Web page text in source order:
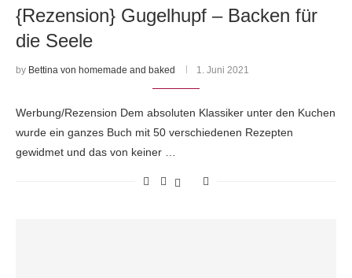
{Rezension} Gugelhupf – Backen für
die Seele
by Bettina von homemade and baked 1. Juni 2021
Werbung/Rezension Dem absoluten Klassiker unter den Kuchen
wurde ein ganzes Buch mit 50 verschiedenen Rezepten
gewidmet und das von keiner …